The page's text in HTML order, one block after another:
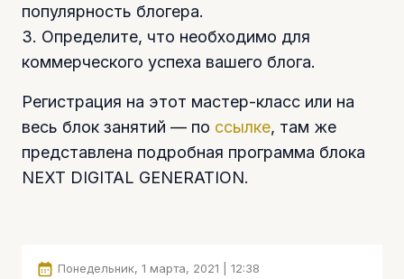
популярность блогера.
3. Определите, что необходимо для
коммерческого успеха вашего блога.
Регистрация на этот мастер-класс или на
весь блок занятий — по ссылке, там же
представлена подробная программа блока
NEXT DIGITAL GENERATION.
Понедельник, 1 марта, 2021 | 12:38